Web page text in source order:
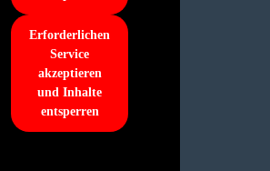
Erforderlichen
Service
akzeptieren
und Inhalte
entsperren